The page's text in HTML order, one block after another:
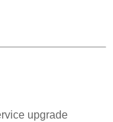
upgrade